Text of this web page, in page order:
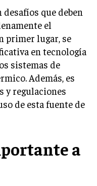
que deben
el
primer lugar, se
en tecnología
sistemas de
Además, es
y regulaciones
de esta fuente de
a